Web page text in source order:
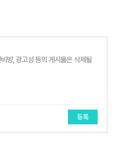
등록